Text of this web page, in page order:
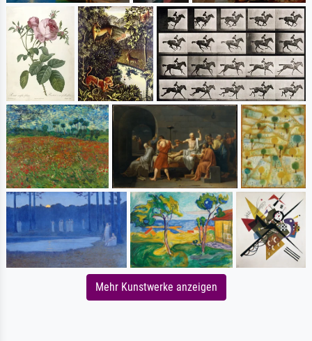
Mehr Kunstwerke anzeigen